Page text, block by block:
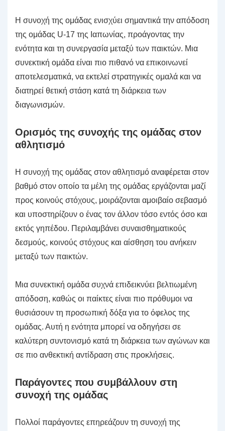
Η συνοχή της ομάδας ενισχύει σημαντικά την απόδοση
της ομάδας U-17 της Ιαπωνίας, προάγοντας την
ενότητα και τη συνεργασία μεταξύ των παικτών. Μια
συνεκτική ομάδα είναι πιο πιθανό να επικοινωνεί
αποτελεσματικά, να εκτελεί στρατηγικές ομαλά και να
διατηρεί θετική στάση κατά τη διάρκεια των
διαγωνισμών.
Ορισμός της συνοχής της ομάδας στον
αθλητισμό
Η συνοχή της ομάδας στον αθλητισμό αναφέρεται στον
βαθμό στον οποίο τα μέλη της ομάδας εργάζονται μαζί
προς κοινούς στόχους, μοιράζονται αμοιβαίο σεβασμό
και υποστηρίζουν ο ένας τον άλλον τόσο εντός όσο και
εκτός γηπέδου. Περιλαμβάνει συναισθηματικούς
δεσμούς, κοινούς στόχους και αίσθηση του ανήκειν
μεταξύ των παικτών.
Μια συνεκτική ομάδα συχνά επιδεικνύει βελτιωμένη
απόδοση, καθώς οι παίκτες είναι πιο πρόθυμοι να
θυσιάσουν τη προσωπική δόξα για το όφελος της
ομάδας. Αυτή η ενότητα μπορεί να οδηγήσει σε
καλύτερη συντονισμό κατά τη διάρκεια των αγώνων και
σε πιο ανθεκτική αντίδραση στις προκλήσεις.
Παράγοντες που συμβάλλουν στη
συνοχή της ομάδας
Πολλοί παράγοντες επηρεάζουν τη συνοχή της